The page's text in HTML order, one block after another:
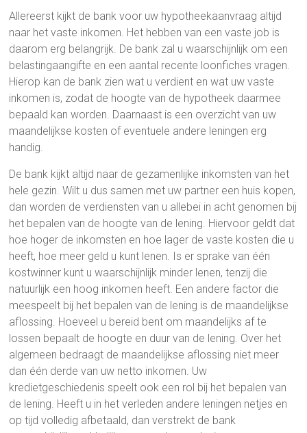
Allereerst kijkt de bank voor uw hypotheekaanvraag altijd
naar het vaste inkomen. Het hebben van een vaste job is
daarom erg belangrijk. De bank zal u waarschijnlijk om een
belastingaangifte en een aantal recente loonfiches vragen.
Hierop kan de bank zien wat u verdient en wat uw vaste
inkomen is, zodat de hoogte van de hypotheek daarmee
bepaald kan worden. Daarnaast is een overzicht van uw
maandelijkse kosten of eventuele andere leningen erg
handig.
De bank kijkt altijd naar de gezamenlijke inkomsten van het
hele gezin. Wilt u dus samen met uw partner een huis kopen,
dan worden de verdiensten van u allebei in acht genomen bij
het bepalen van de hoogte van de lening. Hiervoor geldt dat
hoe hoger de inkomsten en hoe lager de vaste kosten die u
heeft, hoe meer geld u kunt lenen. Is er sprake van één
kostwinner kunt u waarschijnlijk minder lenen, tenzij die
natuurlijk een hoog inkomen heeft. Een andere factor die
meespeelt bij het bepalen van de lening is de maandelijkse
aflossing. Hoeveel u bereid bent om maandelijks af te
lossen bepaalt de hoogte en duur van de lening. Over het
algemeen bedraagt de maandelijkse aflossing niet meer
dan één derde van uw netto inkomen. Uw
kredietgeschiedenis speelt ook een rol bij het bepalen van
de lening. Heeft u in het verleden andere leningen netjes en
op tijd volledig afbetaald, dan verstrekt de bank